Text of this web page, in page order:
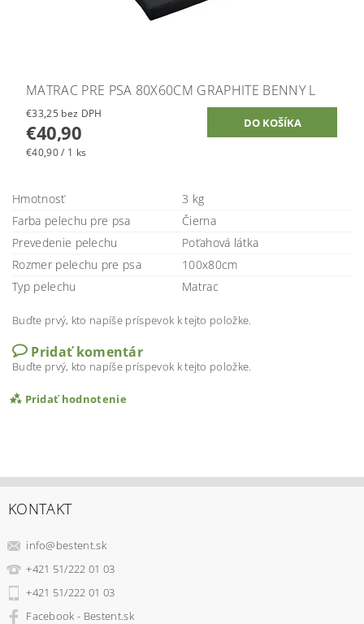
MATRAC PRE PSA 80X60CM GRAPHITE BENNY L
€33,25 bez DPH
€40,90
€40,90 / 1 ks
Hmotnosť
3 kg
Farba pelechu pre psa
Čierna
Prevedenie pelechu
Poťahová látka
Rozmer pelechu pre psa
100x80cm
Typ pelechu
Matrac
Buďte prvý, kto napíše príspevok k tejto položke.
Pridať komentár
Buďte prvý, kto napíše príspevok k tejto položke.
Pridať hodnotenie
KONTAKT
info@bestent.sk
+421 51/222 01 03
+421 51/222 01 03
Facebook - Bestent.sk